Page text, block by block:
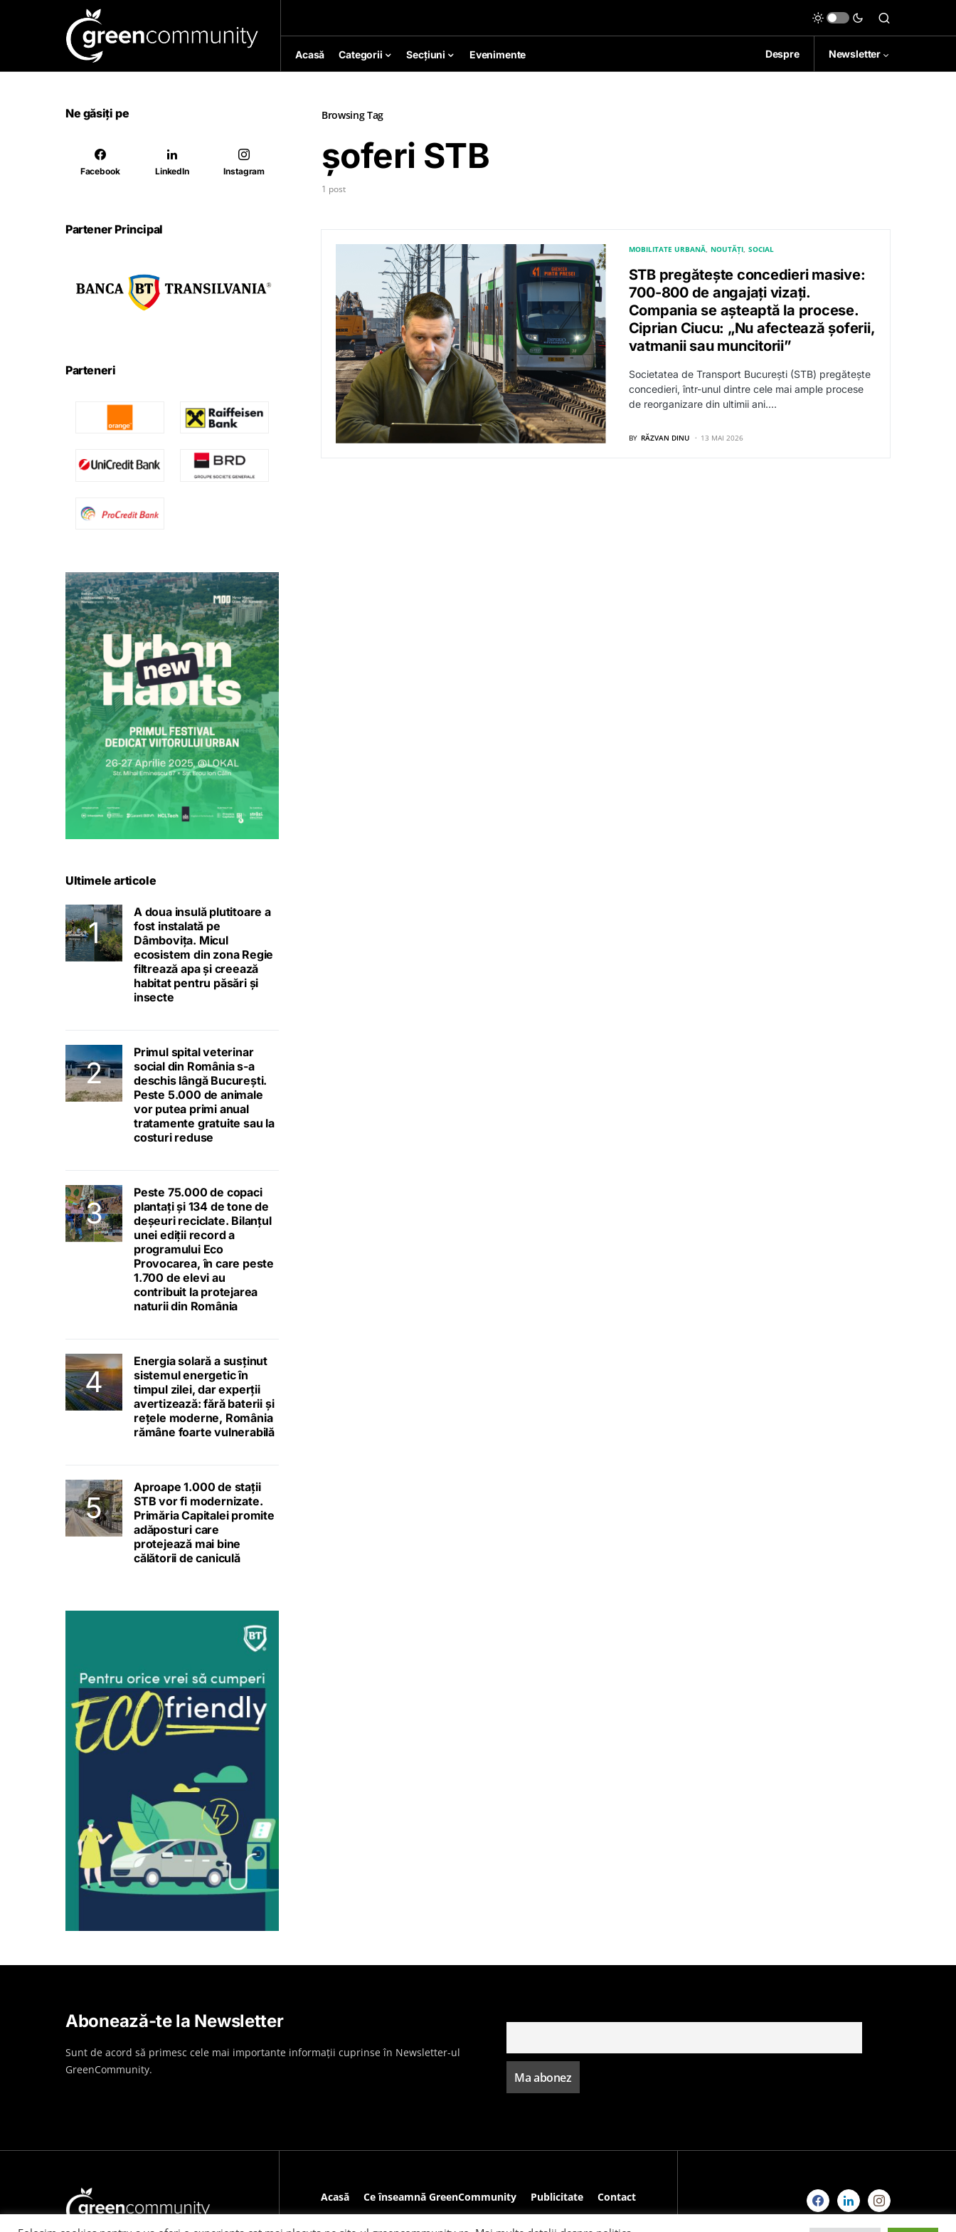
Acasă Categorii Secțiuni Evenimente Despre Newsletter
Browsing Tag
șoferi STB
1 post
MOBILITATE URBANĂ NOUTĂȚI SOCIAL
STB pregătește concedieri masive:
700-800 de angajați vizați.
Compania se așteaptă la procese.
Ciprian Ciucu: „Nu afectează șoferii,
vatmanii sau muncitorii”
Societatea de Transport București (STB) pregătește
concedieri, într-unul dintre cele mai ample procese
de reorganizare din ultimii ani.…
BY RĂZVAN DINU 13 MAI 2026
Ne găsiți pe
Facebook LinkedIn Instagram
Partener Principal
Parteneri
Ultimele articole
A doua insulă plutitoare a
fost instalată pe
Dâmbovița. Micul
ecosistem din zona Regie
filtrează apa și creează
habitat pentru păsări și
insecte
Primul spital veterinar
social din România s-a
deschis lângă București.
Peste 5.000 de animale
vor putea primi anual
tratamente gratuite sau la
costuri reduse
Peste 75.000 de copaci
plantați și 134 de tone de
deșeuri reciclate. Bilanțul
unei ediții record a
programului Eco
Provocarea, în care peste
1.700 de elevi au
contribuit la protejarea
naturii din România
Energia solară a susținut
sistemul energetic în
timpul zilei, dar experții
avertizează: fără baterii și
rețele moderne, România
rămâne foarte vulnerabilă
Aproape 1.000 de stații
STB vor fi modernizate.
Primăria Capitalei promite
adăposturi care
protejează mai bine
călătorii de caniculă
Abonează-te la Newsletter
Sunt de acord să primesc cele mai importante informații cuprinse în Newsletter-ul
GreenCommunity.
Acasă Ce înseamnă GreenCommunity Publicitate Contact